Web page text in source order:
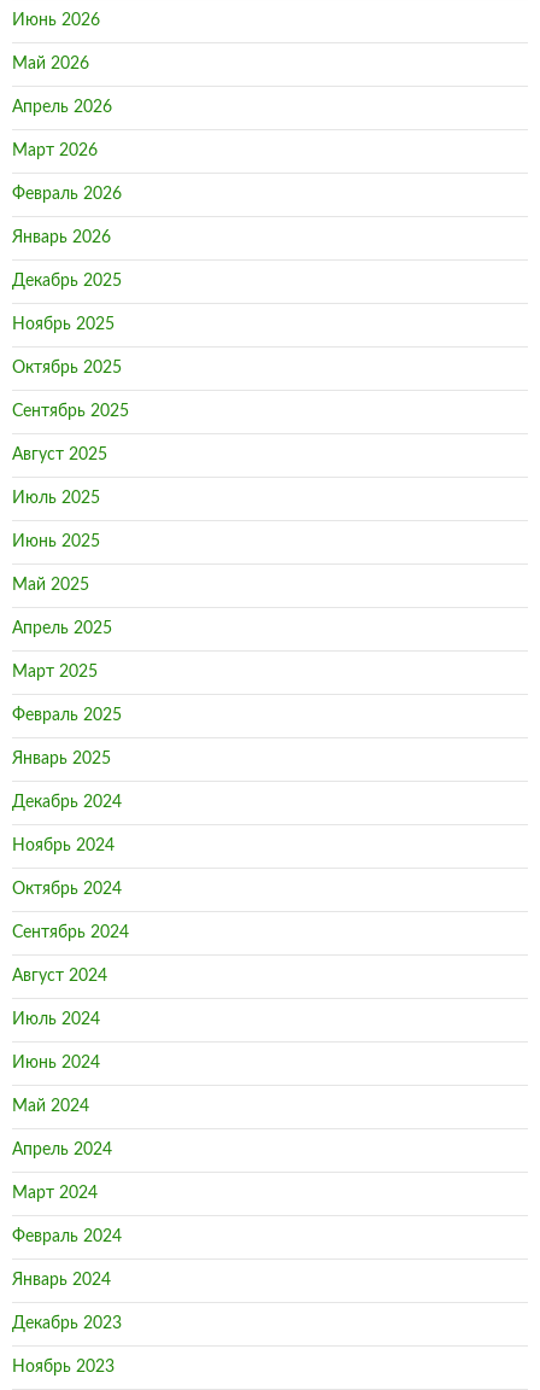
Июнь 2026
Май 2026
Апрель 2026
Март 2026
Февраль 2026
Январь 2026
Декабрь 2025
Ноябрь 2025
Октябрь 2025
Сентябрь 2025
Август 2025
Июль 2025
Июнь 2025
Май 2025
Апрель 2025
Март 2025
Февраль 2025
Январь 2025
Декабрь 2024
Ноябрь 2024
Октябрь 2024
Сентябрь 2024
Август 2024
Июль 2024
Июнь 2024
Май 2024
Апрель 2024
Март 2024
Февраль 2024
Январь 2024
Декабрь 2023
Ноябрь 2023